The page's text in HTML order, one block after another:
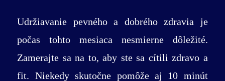
Udržiavanie pevného a dobrého zdravia je
počas tohto mesiaca nesmierne dôležité.
Zamerajte sa na to, aby ste sa cítili zdravo a
fit. Niekedy skutočne pomôže aj 10 minút